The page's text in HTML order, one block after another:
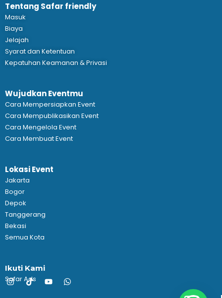
Tentang Safar friendly
Masuk
Biaya
Jelajah
Syarat dan Ketentuan
Kepatuhan Keamanan & Privasi
Wujudkan Eventmu
Cara Mempersiapkan Event
Cara Mempublikasikan Event
Cara Mengelola Event
Cara Membuat Event
Lokasi Event
Jakarta
Bogor
Depok
Tanggerang
Bekasi
Semua Kota
Ikuti Kami
Safar Ads